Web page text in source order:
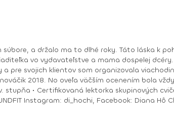
a držalo ma to dlhé roky. Táto láska k
pre svojich klientov som organizovala